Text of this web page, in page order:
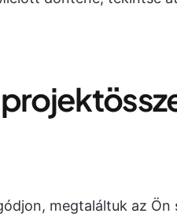
megtaláltuk az Ön